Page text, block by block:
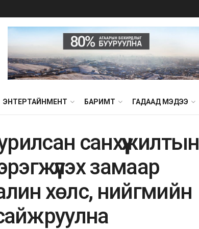
ЭНТЕРТАЙНМЕНТ БАРИМТ ГАДААД МЭДЭЭ
санхүүжилтын
замаар
хөлс, нийгмийн